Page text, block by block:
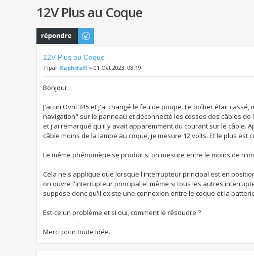
12V Plus au Coque
Publier une
réponse
12V Plus au Coque
par Raphdaff » 01 Oct 2023, 08:19
Bonjour,
J'ai un Ovni 345 et j'ai changé le feu de poupe. Le boîtier était
navigation" sur le panneau et déconnecté les cosses des câbles
et j'ai remarqué qu'il y avait apparemment du courant sur le câble.
câble moins de la lampe au coque, je mesure 12 volts. Et le plus est
Le même phénomène se produit si on mesure entre le moins de
Cela ne s'applique que lorsque l'interrupteur principal est en
on ouvre l'interrupteur principal et même si tous les autres
suppose donc qu'il existe une connexion entre le coque et la
Est-ce un problème et si oui, comment le résoudre ?
Merci pour toute idée.